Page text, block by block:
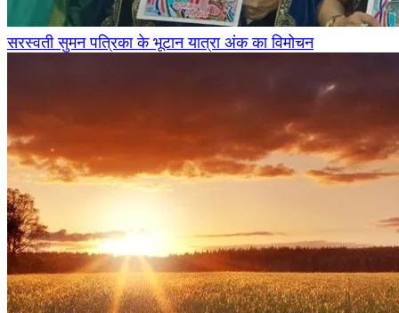
सरस्वती सुमन पत्रिका के भूटान यात्रा अंक का विमोचन